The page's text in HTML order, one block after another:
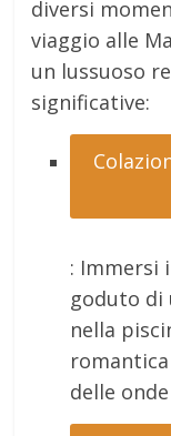
diversi
viaggio alle
un lussuoso
significative:
: Immersi
goduto di
nella
delle